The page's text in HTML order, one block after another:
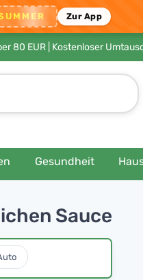
Zur App
80 EUR | Kostenloser
Gesundheit
Sauce